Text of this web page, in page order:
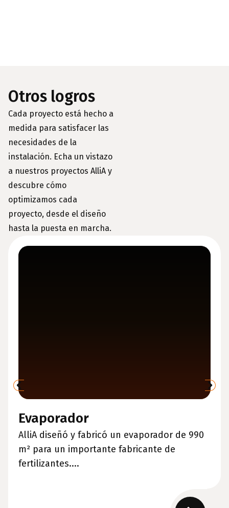
Otros logros
Cada proyecto está hecho a
medida para satisfacer las
necesidades de la
instalación. Echa un vistazo
a nuestros proyectos AlliA y
descubre cómo
optimizamos cada
proyecto, desde el diseño
hasta la puesta en marcha.
Evaporador
AlliA diseñó y fabricó un evaporador de 990
m² para un importante fabricante de
fertilizantes....